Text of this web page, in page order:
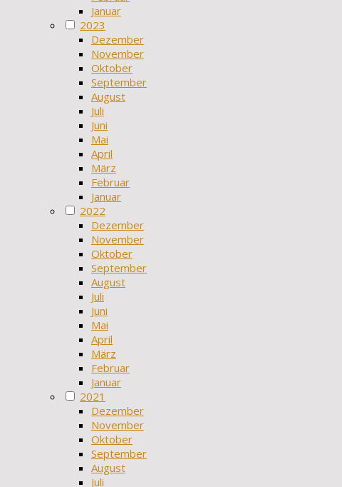
Januar
2023
Dezember
November
Oktober
September
August
Juli
Juni
Mai
April
März
Februar
Januar
2022
Dezember
November
Oktober
September
August
Juli
Juni
Mai
April
März
Februar
Januar
2021
Dezember
November
Oktober
September
August
Juli